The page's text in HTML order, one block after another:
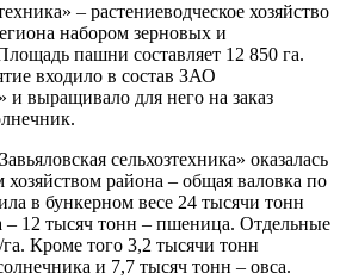
– растениеводческое хозяйство
набором зерновых и
пашни составляет 12 850 га.
входило в состав ЗАО
и выращивало для него на заказ
сельхозтехника» оказалась
района – общая валовка по
в бункерном весе 24 тысячи тонн
– 12 тысяч тонн – пшеница. Отдельные
Кроме того 3,2 тысячи тонн
и 7,7 тысяч тонн – овса.